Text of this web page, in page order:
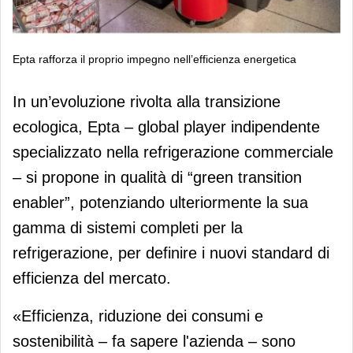
Epta rafforza il proprio impegno nell’efficienza energetica
Epta rafforza il proprio impegno
nell’efficienza energetica potenziando
la sua gamma
In un’evoluzione rivolta alla transizione
ecologica, Epta – global player indipendente
specializzato nella refrigerazione commerciale
– si propone in qualità di “green transition
enabler”, potenziando ulteriormente la sua
gamma di sistemi completi per la
refrigerazione, per definire i nuovi standard di
efficienza del mercato.
«Efficienza, riduzione dei consumi e
sostenibilità – fa sapere l'azienda – sono